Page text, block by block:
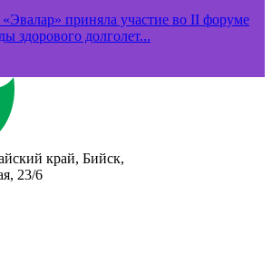
приняла участие во II форуме
здорового долголет...
край, Бийск,
23/6